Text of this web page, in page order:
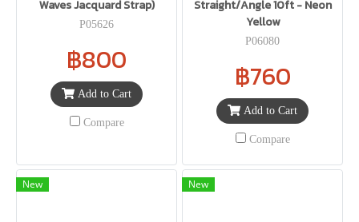
Waves Jacquard Strap)
P05626
฿800
Add to Cart
Compare
Straight/Angle 10ft - Neon
Yellow
P06080
฿760
Add to Cart
Compare
New New